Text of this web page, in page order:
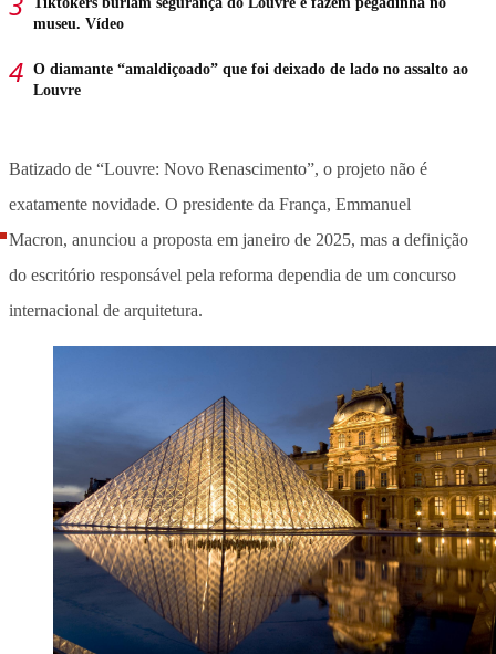
museu. Vídeo
O diamante “amaldiçoado” que foi deixado de lado no assalto ao
Louvre
Batizado de “Louvre: Novo Renascimento”, o projeto não é
exatamente novidade. O presidente da França, Emmanuel
Macron, anunciou a proposta em janeiro de 2025, mas a definição
do escritório responsável pela reforma dependia de um concurso
internacional de arquitetura.